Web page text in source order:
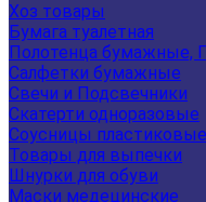
Хоз товары
Бумага туалетная
Полотенца бумажные,
Салфетки бумажные
Свечи и Подсвечники
Скатерти одноразовые
Соусницы
Товары для выпечки
Шнурки для обуви
Маски медецинские